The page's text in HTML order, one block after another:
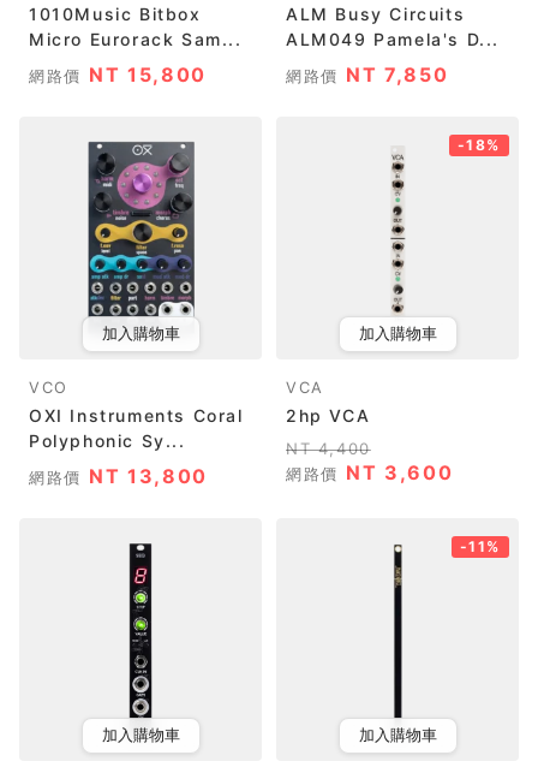
1010Music Bitbox
Micro Eurorack Sam...
網路價 NT 15,800
ALM Busy Circuits
ALM049 Pamela's D...
網路價 NT 7,850
加入購物車
VCO
OXI Instruments Coral
Polyphonic Sy...
網路價 NT 13,800
-18%
加入購物車
VCA
2hp VCA
NT 4,400
網路價 NT 3,600
加入購物車
-11%
加入購物車